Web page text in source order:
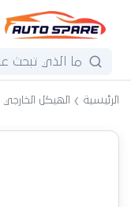
الرئيسية الهيكل الخارجي